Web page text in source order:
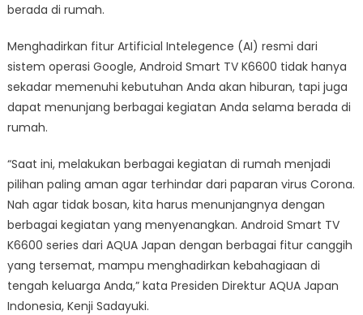
berada di rumah.
Menghadirkan fitur Artificial Intelegence (AI) resmi dari
sistem operasi Google, Android Smart TV K6600 tidak hanya
sekadar memenuhi kebutuhan Anda akan hiburan, tapi juga
dapat menunjang berbagai kegiatan Anda selama berada di
rumah.
“Saat ini, melakukan berbagai kegiatan di rumah menjadi
pilihan paling aman agar terhindar dari paparan virus Corona.
Nah agar tidak bosan, kita harus menunjangnya dengan
berbagai kegiatan yang menyenangkan. Android Smart TV
K6600 series dari AQUA Japan dengan berbagai fitur canggih
yang tersemat, mampu menghadirkan kebahagiaan di
tengah keluarga Anda,” kata Presiden Direktur AQUA Japan
Indonesia, Kenji Sadayuki.